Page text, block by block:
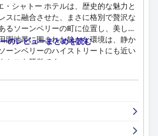
・シャトー ホテルは、歴史的な魅力と
スに融合させた、まさに格別で贅沢な
るソーンベリーの町に位置し、美しい
園地帯に囲まれた静かな環境は、静か
ーンベリーのハイストリートにも近い
セスも簡単です。
価されており、多くのゲストが料理の
賛しています。朝食は、美味しく、
媚で歴史的な雰囲気の中で楽しめるこ
ビュッフェ形式とより多様な選択肢が
の意見もあります。夕食は、素晴らし
のレビューまとめを読む